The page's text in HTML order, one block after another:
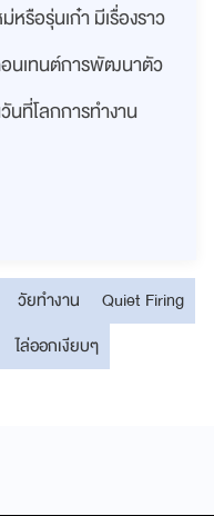
หรือรุ่นเก๋า มีเรื่องราว
นเทนต์การพัฒนาตัว
นที่โลกการทำงาน
วัยทำงาน
Quiet Firing
ไล่ออกเงียบๆ